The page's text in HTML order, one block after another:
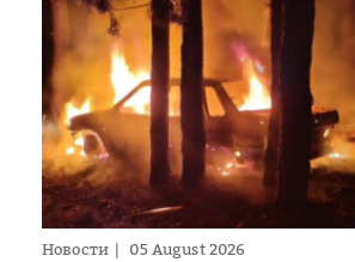
Новости 05 August 2026